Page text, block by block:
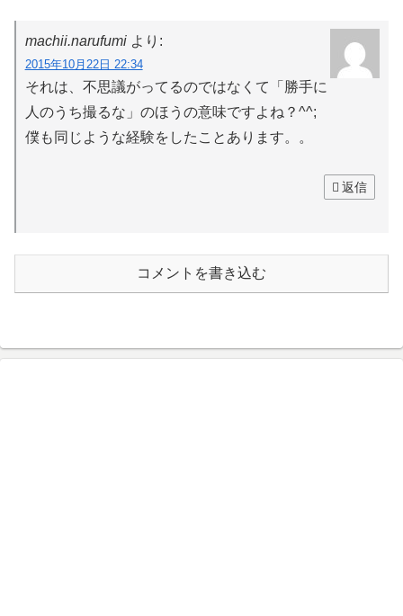
machii.narufumi より:
2015年10月22日 22:34
それは、不思議がってるのではなくて「勝手に
人のうち撮るな」のほうの意味ですよね？^^;
僕も同じような経験をしたことあります。。
返信
コメントを書き込む